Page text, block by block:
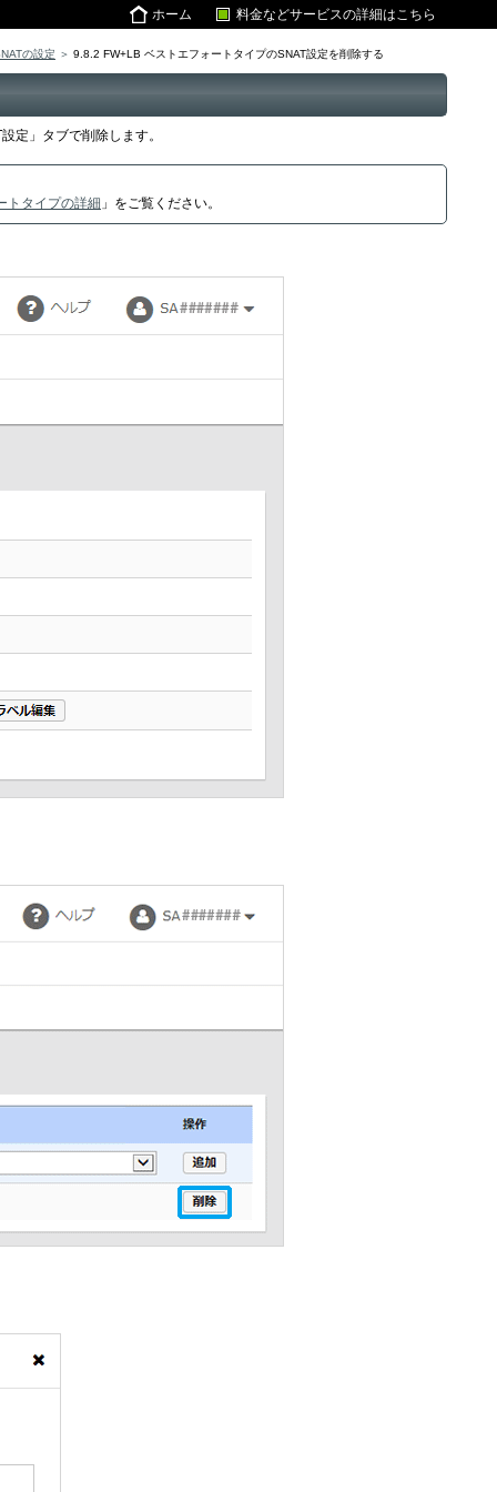
料金などサービスの詳細はこちら
ホーム
の設定 9.8.2 FW+LB ベストエフォートタイプのSNAT設定を削除する
定」タブで削除します。
トタイプの詳細 」をご覧ください。